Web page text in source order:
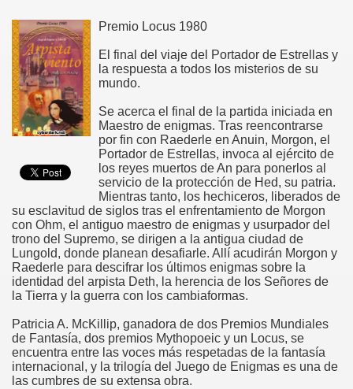
Premio Locus 1980
El final del viaje del Portador de Estrellas y
la respuesta a todos los misterios de su
mundo.
Se acerca el final de la partida iniciada en
Maestro de enigmas. Tras reencontrarse
por fin con Raederle en Anuin, Morgon, el
Portador de Estrellas, invoca al ejército de
los reyes muertos de An para ponerlos al
servicio de la protección de Hed, su patria.
Mientras tanto, los hechiceros, liberados de
su esclavitud de siglos tras el enfrentamiento de Morgon
con Ohm, el antiguo maestro de enigmas y usurpador del
trono del Supremo, se dirigen a la antigua ciudad de
Lungold, donde planean desafiarle. Allí acudirán Morgon y
Raederle para descifrar los últimos enigmas sobre la
identidad del arpista Deth, la herencia de los Señores de
la Tierra y la guerra con los cambiaformas.
Patricia A. McKillip, ganadora de dos Premios Mundiales
de Fantasía, dos premios Mythopoeic y un Locus, se
encuentra entre las voces más respetadas de la fantasía
internacional, y la trilogía del Juego de Enigmas es una de
las cumbres de su extensa obra.